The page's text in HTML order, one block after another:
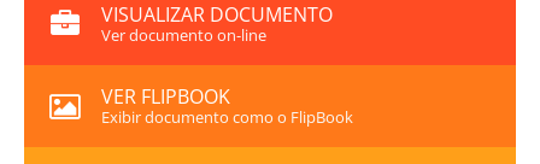
VISUALIZAR DOCUMENTO
Ver documento on-line
VER FLIPBOOK
Exibir documento como o FlipBook